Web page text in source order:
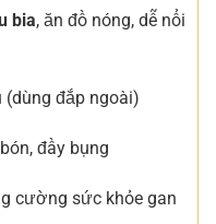
bia, ăn đồ nóng, dễ nổi
(dùng đắp ngoài)
đầy bụng
cường sức khỏe gan